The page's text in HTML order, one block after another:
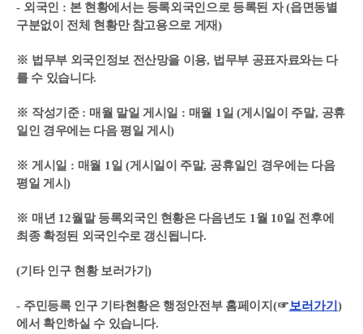
- 외국인 : 본 현황에서는 등록외국인으로 등록된 자(읍면동별
구분없이 전체 현황만 참고용으로 게재)
※ 법무부 외국인정보 전산망을 이용, 법무부 공표자료와는 다
를 수 있습니다.
※ 작성기준 : 매월 말일 게시일 : 매월 1 일(게시일이 주말, 공휴
일인 경우에는 다음 평일 게시)
※ 게시일 : 매월 1 일 (게시일이 주말, 공휴일인 경우에는 다음
평일 게시)
※ 매년 12월말 등록외국인 현황은 다음년도 1 월 10일 전후에
최종 확정된 외국인수로 갱신됩니다.
(기타 인구 현황 보러가기)
- 주민등록 인구 기타현황은 행정안전부 홈페이지 (☞보러가기 )
에서 확인하실 수 있습니다.